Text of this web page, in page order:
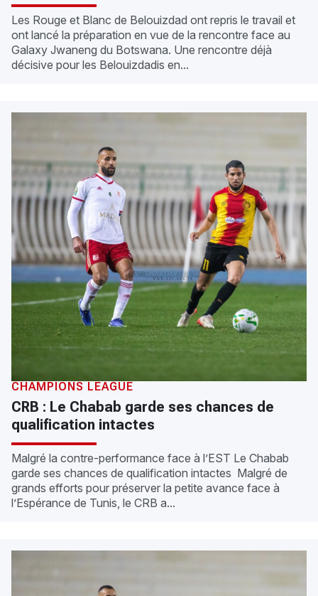
Les Rouge et Blanc de Belouizdad ont repris le travail et
ont lancé la préparation en vue de la rencontre face au
Galaxy Jwaneng du Botswana. Une rencontre déjà
décisive pour les Belouizdadis en...
CHAMPIONS LEAGUE
CRB : Le Chabab garde ses chances de
qualification intactes
Malgré la contre-performance face à l’EST Le Chabab
garde ses chances de qualification intactes Malgré de
grands efforts pour préserver la petite avance face à
l’Espérance de Tunis, le CRB a...